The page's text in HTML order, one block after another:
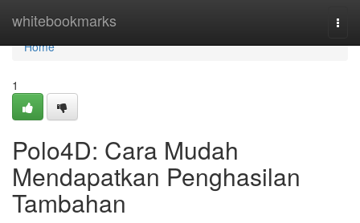
whitebookmarks
Home
Home
1
Polo4D: Cara Mudah
Mendapatkan Penghasilan
Tambahan